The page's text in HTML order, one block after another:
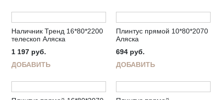
Наличник Тренд 16*80*2200
телескоп Аляска
1 197 руб.
ДОБАВИТЬ
Плинтус прямой 10*80*2070
Аляска
694 руб.
ДОБАВИТЬ